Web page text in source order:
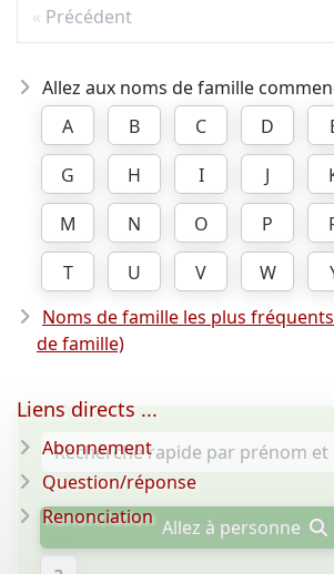
Précédent
Allez aux noms de famille
A
B C D
G
H I J
M
N O P
T
U V W
Noms de famille les plus
de famille)
Allez à personne
Liens directs ...
Abonnement
Question/réponse
Renonciation